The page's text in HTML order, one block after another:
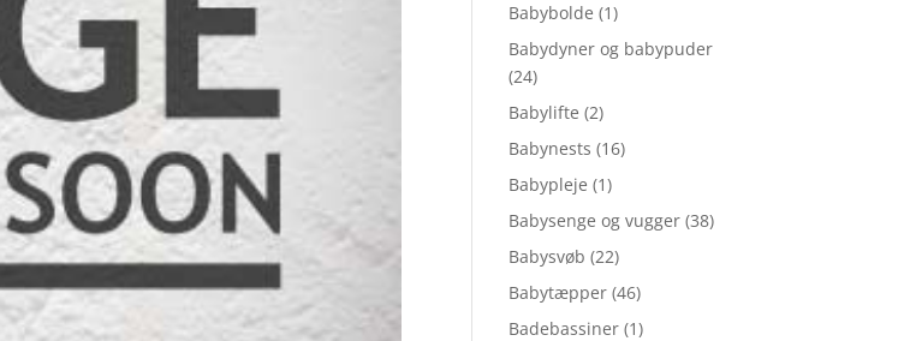
Babybolde (1)
Babydyner og babypuder
(24)
Babylifte (2)
Babynests (16)
Babypleje (1)
Babysenge og vugger (38)
Babysvøb (22)
Babytæpper (46)
Badebassiner (1)